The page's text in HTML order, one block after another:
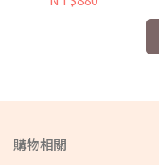
購物相關